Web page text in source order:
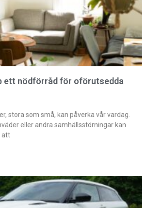
ett nödförråd för oförutsedda
stora som små, kan påverka vår vardag.
eller andra samhällsstörningar kan
att